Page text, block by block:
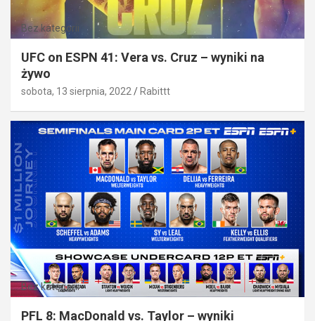
Bez kategorii
UFC on ESPN 41: Vera vs. Cruz – wyniki na
żywo
sobota, 13 sierpnia, 2022 Rabittt
Bez kategorii
PFL 8: MacDonald vs. Taylor – wyniki